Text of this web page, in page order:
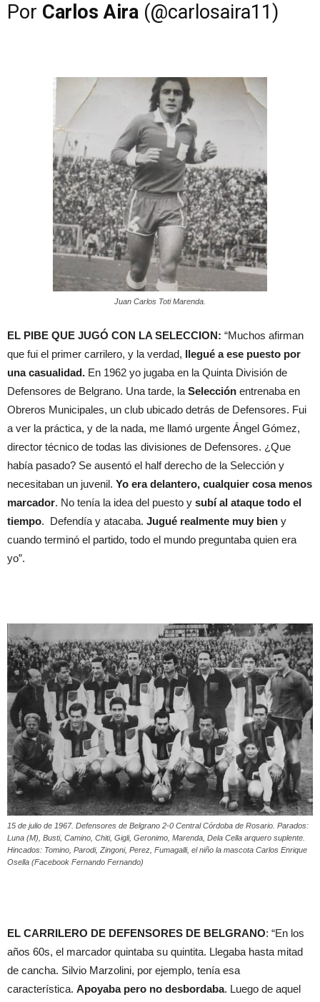
Por Carlos Aira (@carlosaira11)
Juan Carlos Toti Marenda.
EL PIBE QUE JUGÓ CON LA SELECCION: “Muchos afirman
que fui el primer carrilero, y la verdad, llegué a ese puesto por
una casualidad. En 1962 yo jugaba en la Quinta División de
Defensores de Belgrano. Una tarde, la Selección entrenaba en
Obreros Municipales, un club ubicado detrás de Defensores. Fui
a ver la práctica, y de la nada, me llamó urgente Ángel Gómez,
director técnico de todas las divisiones de Defensores. ¿Que
había pasado? Se ausentó el half derecho de la Selección y
necesitaban un juvenil. Yo era delantero, cualquier cosa menos
marcador. No tenía la idea del puesto y subí al ataque todo el
tiempo. Defendía y atacaba. Jugué realmente muy bien y
cuando terminó el partido, todo el mundo preguntaba quien era
yo”.
15 de julio de 1967. Defensores de Belgrano 2-0 Central Córdoba de Rosario. Parados:
Luna (M), Busti, Camino, Chiti, Gigli, Geronimo, Marenda, Dela Cella arquero suplente.
Hincados: Tomino, Parodi, Zingoni, Perez, Fumagalli, el niño la mascota Carlos Enrique
Osella (Facebook Fernando Fernando)
EL CARRILERO DE DEFENSORES DE BELGRANO: “En los
años 60s, el marcador quintaba su quintita. Llegaba hasta mitad
de cancha. Silvio Marzolini, por ejemplo, tenía esa
característica. Apoyaba pero no desbordaba. Luego de aquel